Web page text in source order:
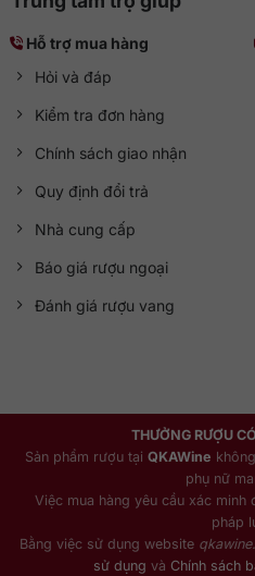
Hỗ trợ mua hàng
Hỏi và đáp
Kiểm tra đơn hàng
Chính sách giao nhận
Quy định đổi trả
Nhà cung cấp
Báo giá rượu ngoại
Đánh giá rượu vang
THƯỞNG RƯỢU
Sản phẩm rượu tại QKAWine
phụ nữ
Việc mua hàng yêu cầu xác
pháp
Bằng việc sử dụng website
sử dụng và Chính sách